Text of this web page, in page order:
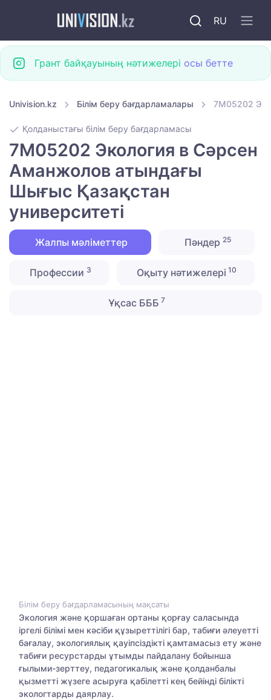
RU
Грант байқауының нәтижелері осы бетте
Univision.kz Білім беру бағдарламалары 7M05202
Қолданыстағы білім беру бағдарламасы
7M05202 Экология в Сәрсен
Аманжолов атындағы
Шығыс Қазақстан
университеті
Жалпы мәліметтер Пәндер 25
Профессии 3 Оқыту нәтижелері 10
Ұқсас БББ 7
Білім беру бағдарламасының мақсаты
Экология және қоршаған ортаны қорғау саласында
іргелі білімі мен кәсіби құзыреттілігі бар, табиғи әлеуетті
бағалау, экологиялық қауіпсіздікті қамтамасыз ету және
табиғи ресурстарды ұтымды пайдалану бойынша
ғылыми-зерттеу, педагогикалық және қолданбалы
қызметті жүзеге асыруға қабілетті кең бейінді білікті
экологтарды даярлау.